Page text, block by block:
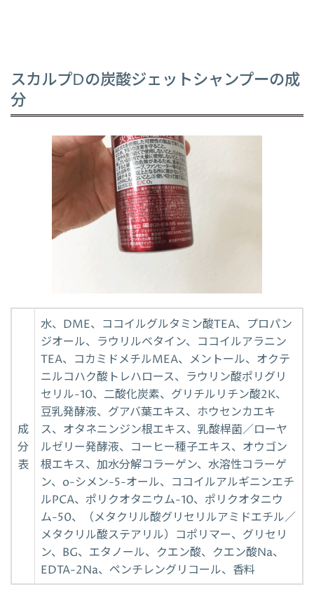
スカルプDの炭酸ジェットシャンプーの成
分
成
分
表
水、DME、ココイルグルタミン酸TEA、プロパン
ジオール、ラウリルベタイン、ココイルアラニン
TEA、コカミドメチルMEA、メントール、オクテ
ニルコハク酸トレハロース、ラウリン酸ポリグリ
セリル-10、二酸化炭素、グリチルリチン酸2K、
豆乳発酵液、グアバ葉エキス、ホウセンカエキ
ス、オタネニンジン根エキス、乳酸桿菌／ローヤ
ルゼリー発酵液、コーヒー種子エキス、オウゴン
根エキス、加水分解コラーゲン、水溶性コラーゲ
ン、o-シメン-5-オール、ココイルアルギニンエチ
ルPCA、ポリクオタニウム-10、ポリクオタニウ
ム-50、（メタクリル酸グリセリルアミドエチル／
メタクリル酸ステアリル）コポリマー、グリセリ
ン、BG、エタノール、クエン酸、クエン酸Na、
EDTA-2Na、ペンチレングリコール、香料